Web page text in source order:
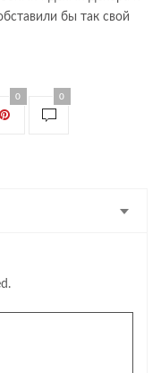
бы так свой
0 0